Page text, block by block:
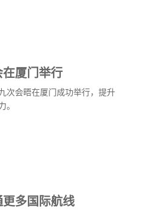
厦门举行
次会晤在厦门成功举行，提升
。
多国际航线